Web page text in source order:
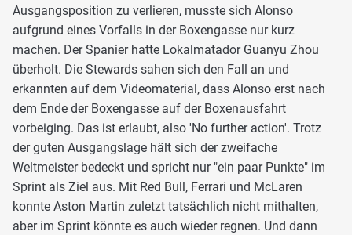
Ausgangsposition zu verlieren, musste sich Alonso
aufgrund eines Vorfalls in der Boxengasse nur kurz
machen. Der Spanier hatte Lokalmatador Guanyu Zhou
überholt. Die Stewards sahen sich den Fall an und
erkannten auf dem Videomaterial, dass Alonso erst nach
dem Ende der Boxengasse auf der Boxenausfahrt
vorbeiging. Das ist erlaubt, also 'No further action'. Trotz
der guten Ausgangslage hält sich der zweifache
Weltmeister bedeckt und spricht nur "ein paar Punkte" im
Sprint als Ziel aus. Mit Red Bull, Ferrari und McLaren
konnte Aston Martin zuletzt tatsächlich nicht mithalten,
aber im Sprint könnte es auch wieder regnen. Und dann